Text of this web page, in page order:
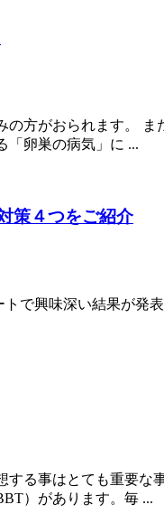
方がおられます。
「卵巣の病気」に ...
策４つをご紹介
で興味深い結果が発
る事はとても重要
）があります。毎 ...